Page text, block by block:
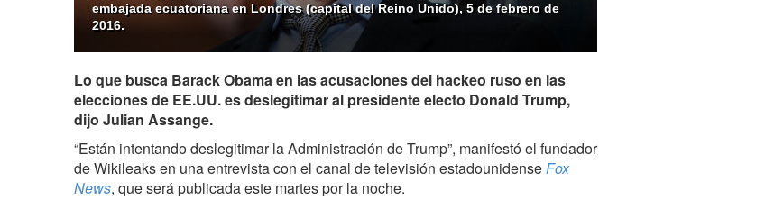
embajada ecuatoriana en Londres (capital del Reino Unido), 5 de febrero de
2016.
Lo que busca Barack Obama en las acusaciones del hackeo ruso en las
elecciones de EE.UU. es deslegitimar al presidente electo Donald Trump,
dijo Julian Assange.
“Están intentando deslegitimar la Administración de Trump”, manifestó el fundador
de Wikileaks en una entrevista con el canal de televisión estadounidenseFox
News, que será publicada este martes por la noche.